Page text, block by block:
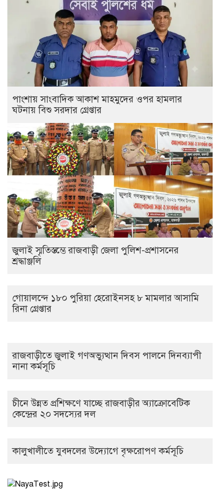
পাংশায় সাংবাদিক আকাশ মাহমুদের ওপর হামলার
ঘটনায় বিশু সরদার গ্রেপ্তার
জুলাই স্মৃতিস্তম্ভে রাজবাড়ী জেলা পুলিশ-প্রশাসনের
শ্রদ্ধাঞ্জলি
গোয়ালন্দে ১৮০ পুরিয়া হেরোইনসহ ৮ মামলার আসামি
রিনা গ্রেপ্তার
রাজবাড়ীতে জুলাই গণঅভ্যুত্থান দিবস পালনে দিনব্যাপী
নানা কর্মসূচি
চীনে উন্নত প্রশিক্ষণে যাচ্ছে রাজবাড়ীর অ্যাক্রোবেটিক
কেন্দ্রের ২০ সদস্যের দল
কালুখালীতে যুবদলের উদ্যোগে বৃক্ষরোপণ কর্মসূচি